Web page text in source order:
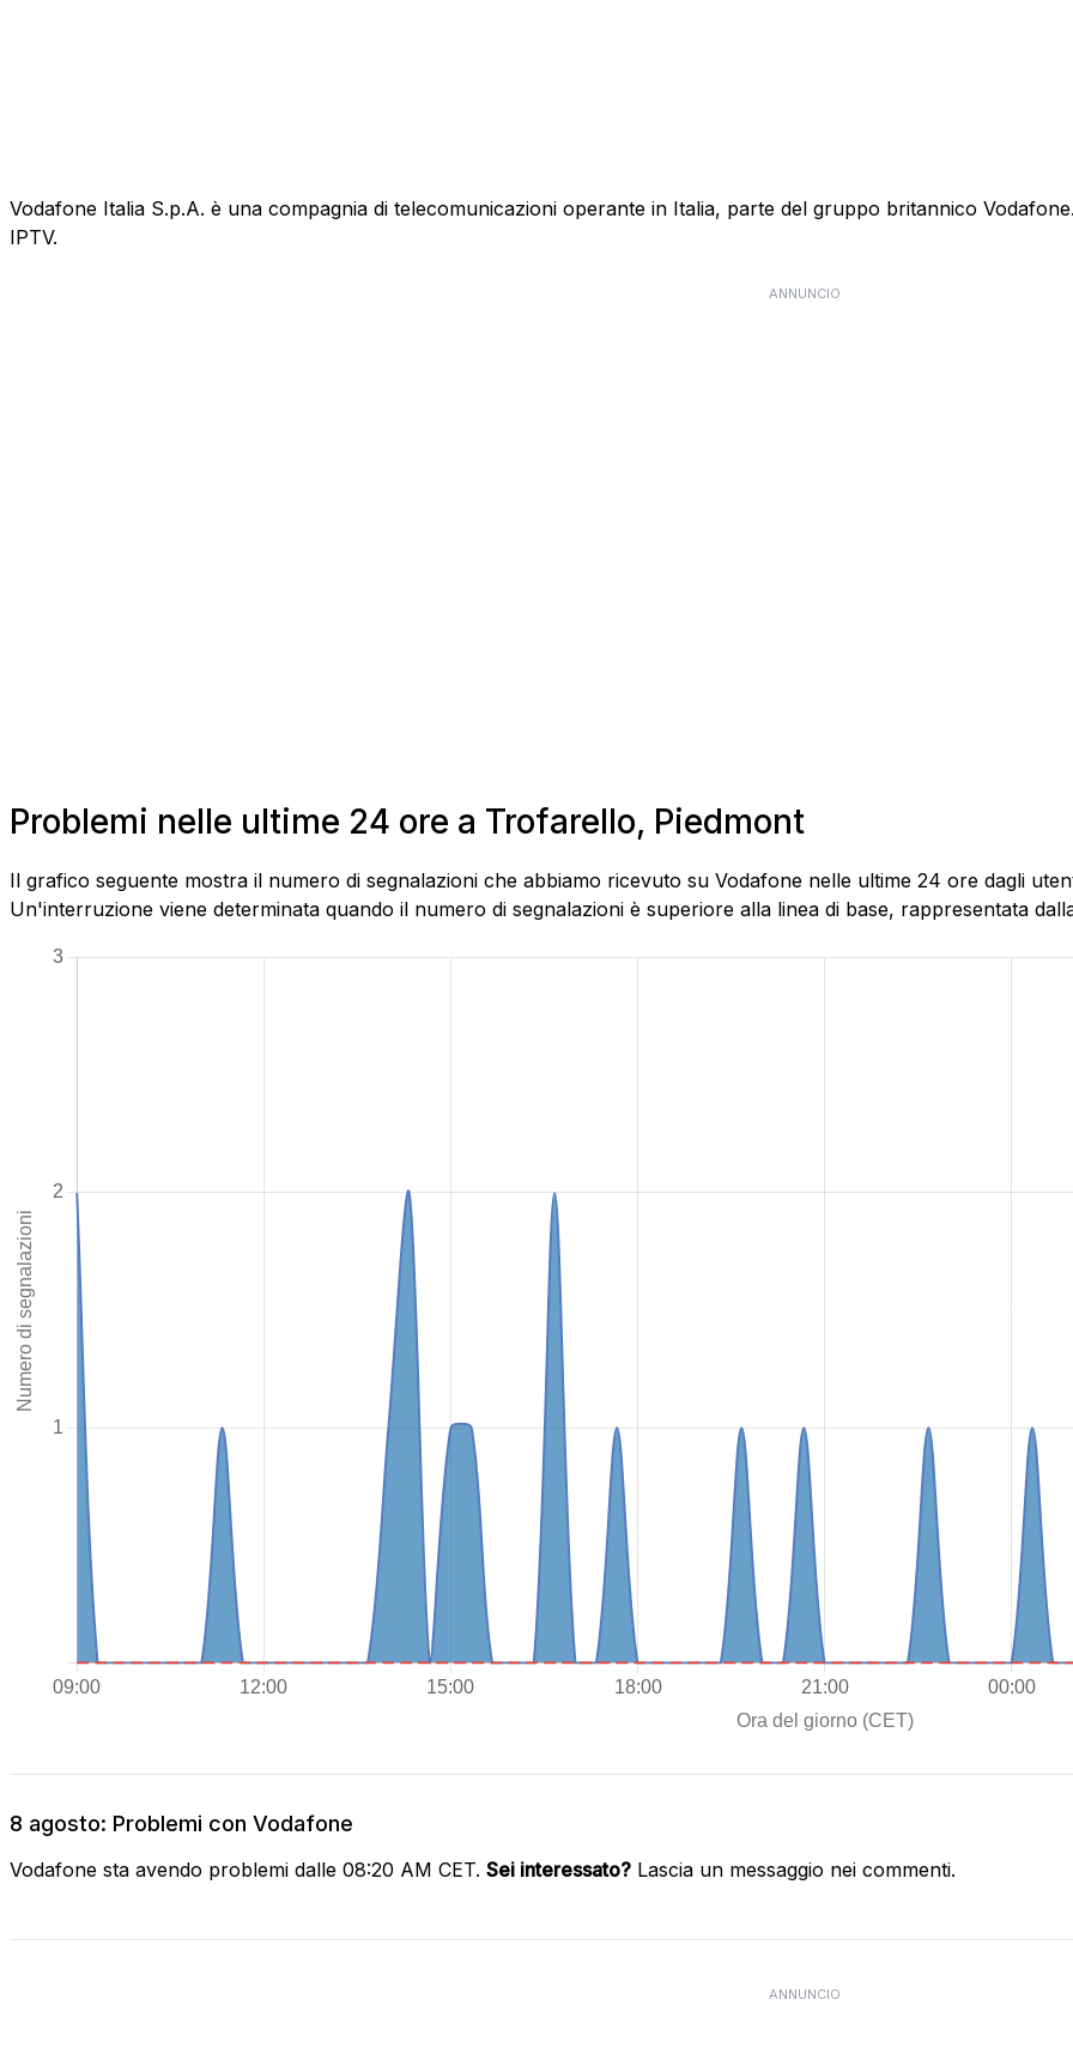
Vodafone Italia S.p.A. è una compagnia di telecomunicazioni operante in Italia, parte del gruppo britannico
IPTV.
ANNUNCIO
Problemi nelle ultime 24 ore a Trofarello, Piedmont
Il grafico seguente mostra il numero di segnalazioni che abbiamo ricevuto su Vodafone nelle ultime 24 ore dagli
Un'interruzione viene determinata quando il numero di segnalazioni è superiore alla linea di base, rappresentata
8 agosto: Problemi con Vodafone
Vodafone sta avendo problemi dalle 08:20 AM CET. Sei interessato? Lascia un messaggio nei commenti.
ANNUNCIO